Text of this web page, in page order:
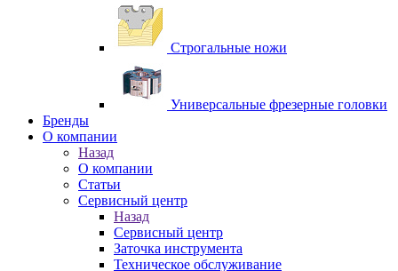
Строгальные ножи
Универсальные фрезерные головки
Бренды
O компании
Назад
O компании
Статьи
Сервисный центр
Назад
Сервисный центр
Заточка инструмента
Техническое обслуживание